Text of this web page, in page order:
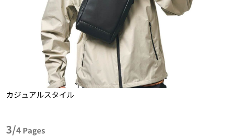
カジュアルスタイル
3/4 Pages